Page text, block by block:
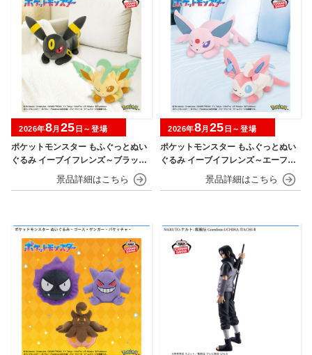
ポケットモンスター もふぐっとぬい
ぐるみ イーブイフレンズ～ブラッキ
ー・リーフィア～おひるねver.
2026年8月 25 日～登場
ポケットモンスター もふぐっとぬい
ぐるみ イーブイフレンズ～エーフ
ィ・ニンフィア～おひるねver.
2026年8月 25 日～登場